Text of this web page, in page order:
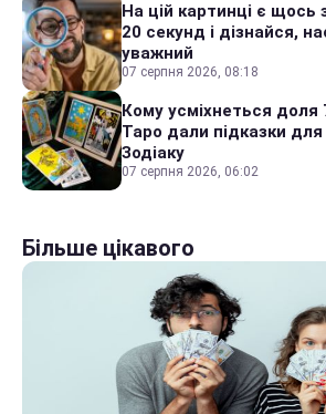
На цій картинці є щось
20 секунд і дізнайся,
уважний
07 серпня 2026, 08:18
Кому усміхнеться доля
Таро дали підказки для
Зодіаку
07 серпня 2026, 06:02
Більше цікавого